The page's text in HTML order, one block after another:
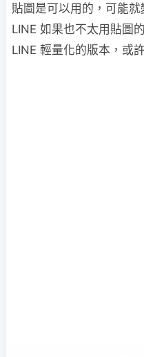
貼圖是可以用的，可能
LINE 如果也不太用貼圖
LINE 輕量化的版本，或